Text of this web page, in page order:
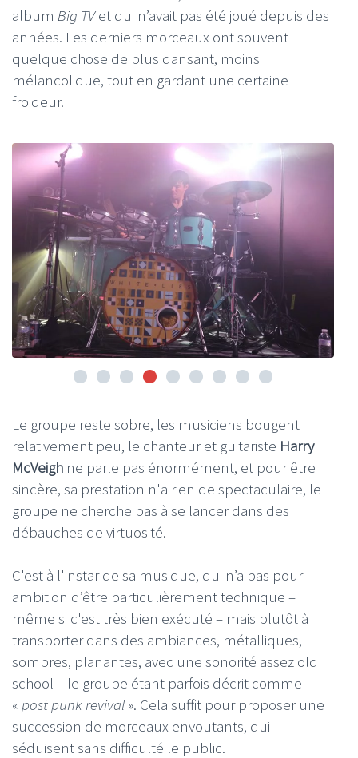
album Big TVet qui n’avait pas été joué depuis des
années. Les derniers morceaux ont souvent
quelque chose de plus dansant, moins
mélancolique, tout en gardant une certaine
froideur.
Le groupe reste sobre, les musiciens bougent
relativement peu, le chanteur et guitariste Harry
McVeigh ne parle pas énormément, et pour être
sincère, sa prestation n'a rien de spectaculaire, le
groupe ne cherche pas à se lancer dans des
débauches de virtuosité.
C'est à l'instar de sa musique, qui n’a pas pour
ambition d’être particulièrement technique –
même si c'est très bien exécuté – mais plutôt à
transporter dans des ambiances, métalliques,
sombres, planantes, avec une sonorité assez old
school – le groupe étant parfois décrit comme
« post punk revival». Cela suffit pour proposer une
succession de morceaux envoutants, qui
séduisent sans difficulté le public.